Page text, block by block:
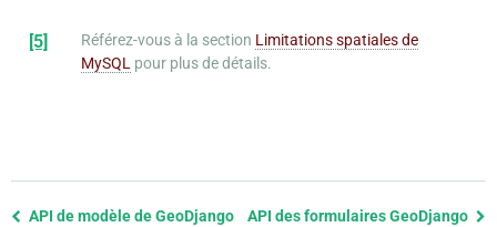
[5] Référez-vous à la section Limitations spatiales de
MySQL pour plus de détails.
Previous
API de modèle de GeoDjango API des formulaires GeoDjango